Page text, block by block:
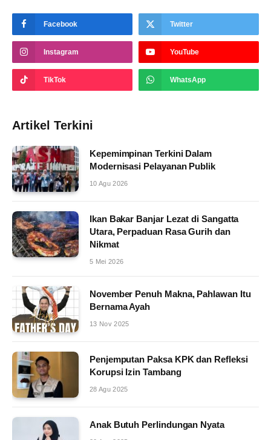
Facebook Twitter
Instagram YouTube
TikTok WhatsApp
Artikel Terkini
Kepemimpinan Terkini Dalam
Modernisasi Pelayanan Publik
10 Agu 2026
Ikan Bakar Banjar Lezat di Sangatta
Utara, Perpaduan Rasa Gurih dan
Nikmat
5 Mei 2026
November Penuh Makna, Pahlawan Itu
Bernama Ayah
13 Nov 2025
Penjemputan Paksa KPK dan Refleksi
Korupsi Izin Tambang
28 Agu 2025
Anak Butuh Perlindungan Nyata